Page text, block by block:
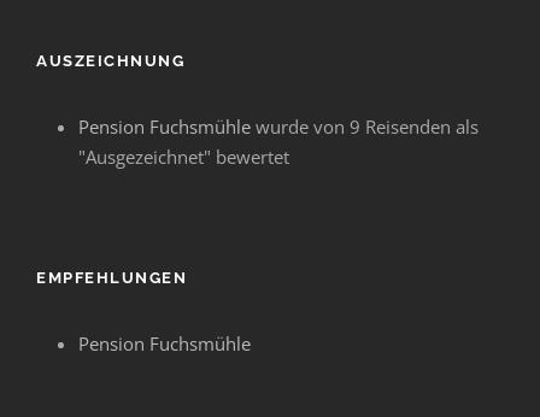
AUSZEICHNUNG
Pension Fuchsmühle wurde von 9 Reisenden als
"Ausgezeichnet" bewertet
EMPFEHLUNGEN
Pension Fuchsmühle